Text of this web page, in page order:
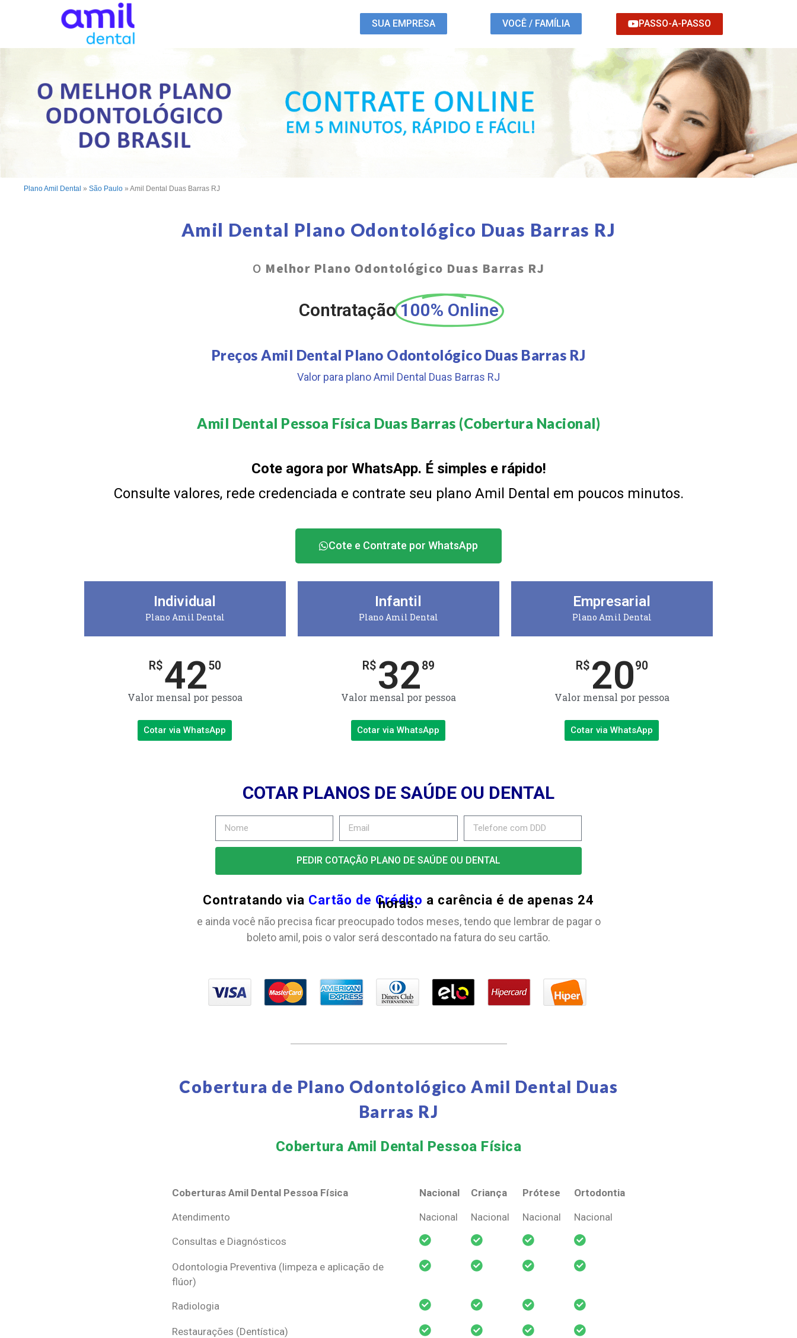
SUA EMPRESA VOCÊ / FAMÍLIA PASSO-A-PASSO
Plano Amil Dental » São Paulo » Amil Dental Duas Barras RJ
Amil Dental Plano Odontológico Duas Barras RJ
O Melhor Plano Odontológico Duas Barras RJ
Contratação 100% Online
Preços Amil Dental Plano Odontológico Duas Barras RJ
Valor para plano Amil Dental Duas Barras RJ
Amil Dental Pessoa Física Duas Barras (Cobertura Nacional)​
Cote agora por WhatsApp. É simples e rápido!
Consulte valores, rede credenciada e contrate seu plano Amil Dental em poucos minutos.
Cote e Contrate por WhatsApp
Individual
Plano Amil Dental
R$4250
Valor mensal por pessoa
Cotar via WhatsApp
Infantil
Plano Amil Dental
R$ 3289
Valor mensal por pessoa
Cotar via WhatsApp
Empresarial
Plano Amil Dental
R$ 2090
Valor mensal por pessoa
Cotar via WhatsApp
COTAR PLANOS DE SAÚDE OU DENTAL
PEDIR COTAÇÃO PLANO DE SAÚDE OU DENTAL
Contratando via Cartão de Crédito a carência é de apenas 24
horas.
e ainda você não precisa ficar preocupado todos meses, tendo que lembrar de pagar o
boleto amil, pois o valor será descontado na fatura do seu cartão.
Cobertura de Plano Odontológico Amil Dental Duas
Barras RJ
Cobertura Amil Dental Pessoa Física​
Coberturas Amil Dental Pessoa Física Nacional Criança Prótese
Ortodontia
Coberturas Amil Dental Pessoa Física
Nacional Criança Prótese Ortodontia
Atendimento Nacional Nacional Nacional Nacional
Consultas e Diagnósticos
Odontologia Preventiva (limpeza e aplicação de
flúor)
Radiologia
Restaurações (Dentística)